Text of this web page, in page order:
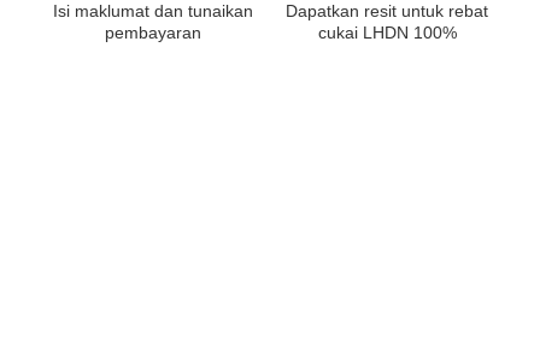
Isi maklumat dan tunaikan
pembayaran
Dapatkan resit untuk rebat
cukai LHDN 100%